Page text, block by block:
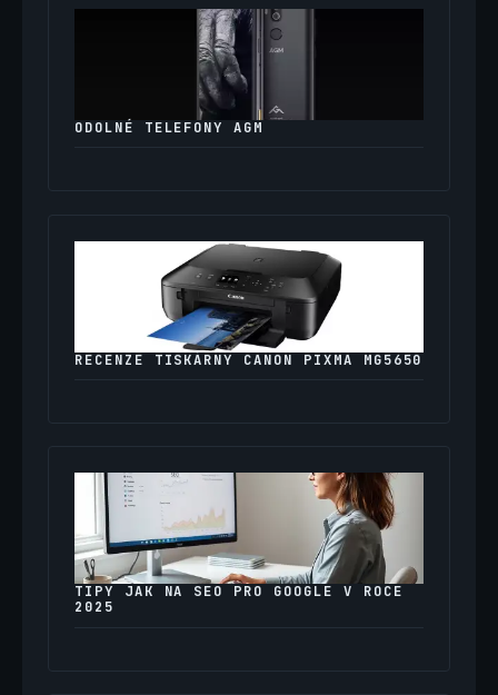
ODOLNÉ TELEFONY AGM
RECENZE TISKÁRNY CANON PIXMA MG5650
TIPY JAK NA SEO PRO GOOGLE V ROCE
2025